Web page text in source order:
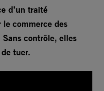
d’un traité
commerce des
contrôle, elles
tuer.